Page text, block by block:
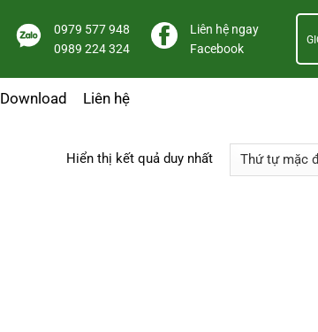
0979 577 948
0989 224 324
Liên hệ ngay
Facebook
Download Liên hệ
Hiển thị kết quả duy nhất